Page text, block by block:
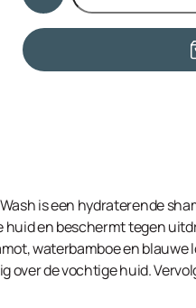
Acid, Parfum, Glycerin,
Limonene, Hexyl
is een hydraterende
en beschermt tegen
waterbamboe en blauwe
over de vochtige huid.